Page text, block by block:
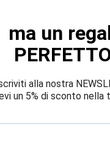
ma un
alla nostra
un 5% di sconto nella